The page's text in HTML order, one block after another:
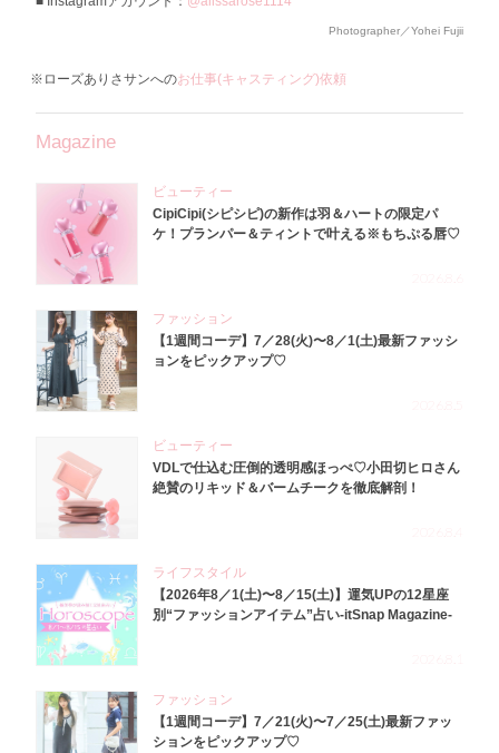
Photographer／Yohei Fujii
※ローズありさサンへのお仕事(キャスティング)依頼
Magazine
ビューティー
CipiCipi(シピシピ)の新作は羽＆ハートの限定パ
ケ！プランパー＆ティントで叶える※もちぷる唇♡
ファッション
【1週間コーデ】7／28(火)〜8／1(土)最新ファッシ
ョンをピックアップ♡
ビューティー
VDLで仕込む圧倒的透明感ほっぺ♡小田切ヒロさん
絶賛のリキッド＆バームチークを徹底解剖！
ライフスタイル
【2026年8／1(土)〜8／15(土)】運気UPの12星座
別“ファッションアイテム”占い-itSnap Magazine-
ファッション
【1週間コーデ】7／21(火)〜7／25(土)最新ファッ
ションをピックアップ♡